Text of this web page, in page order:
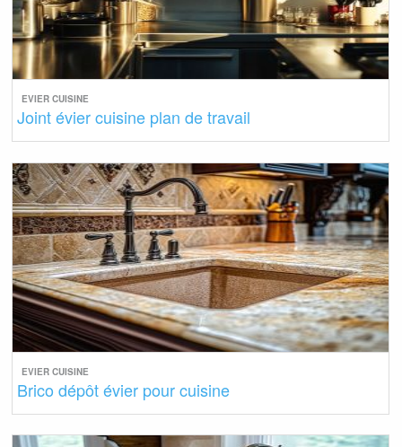
EVIER CUISINE
Joint évier cuisine plan de travail
EVIER CUISINE
Brico dépôt évier pour cuisine